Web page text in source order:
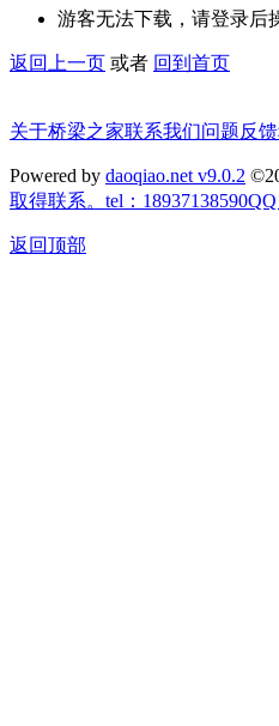
游客无法下载，请登录后
返回上一页 或者 回到首页
关于桥梁之家联系我们问题反馈
Powered by daoqiao.net v9.0.2
取得联系。tel：
返回顶部